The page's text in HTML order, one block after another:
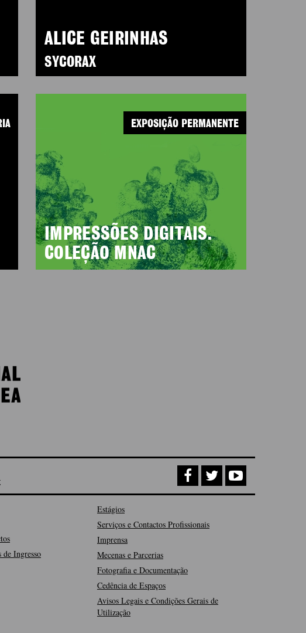
ALICE GEIRINHAS
SYCORAX
IMPRESSÕES DIGITAIS.
COLEÇÃO MNAC
EXPOSIÇÃO PERMANENTE
de Ingresso
Estágios
Serviços e Contactos Profissionais
Imprensa
Mecenas e Parcerias
Fotografia e Documentação
Cedência de Espaços
Avisos Legais e Condições Gerais de
Utilização